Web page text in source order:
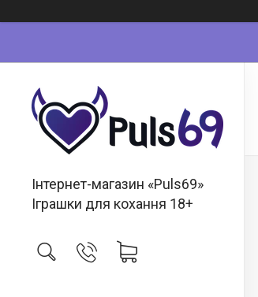
Інтернет-магазин «Puls69»
Іграшки для кохання 18+